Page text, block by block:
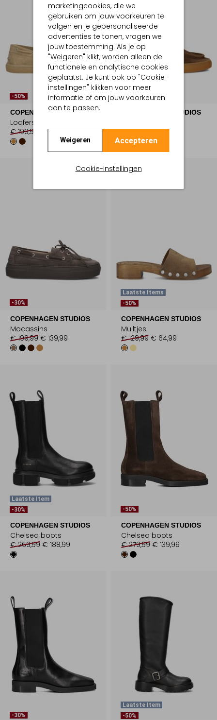
marketingcookies, die we
gebruiken om jouw voorkeuren te
volgen en je gepersonaliseerde
advertenties te tonen, vragen we
jouw toestemming. Als je op
"Weigeren" klikt, worden alleen de
functionele en analytische cookies
geplaatst. Je kunt ook op "Cookie-
instellingen" klikken voor meer
informatie of om jouw voorkeuren
aan te passen.
Weigeren Accepteren
Cookie-instellingen
-50%
COPENHAGEN STUDIOS
Loafers
€ 199,99
€ 99,99
-50%
COPENHAGEN STUDIOS
€ 199,99 € 99,99
-30%
COPENHAGEN STUDIOS
Mocassins
€ 199,99 € 139,99
Laatste Items
-50%
COPENHAGEN STUDIOS
Muiltjes
€ 129,99 € 64,99
Laatste Item
-30%
COPENHAGEN STUDIOS
Chelsea boots
€ 269,99 € 188,99
-50%
COPENHAGEN STUDIOS
Chelsea boots
€ 279,99 € 139,99
-30%
Laatste Item
-50%